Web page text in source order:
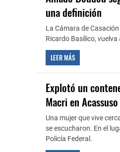
una definición
La Cámara de
Ricardo Basílico,
LEER MÁS
Explotó un
Macri en Acassuso
Una mujer que vive
se escucharon. En el
Policía Federal.